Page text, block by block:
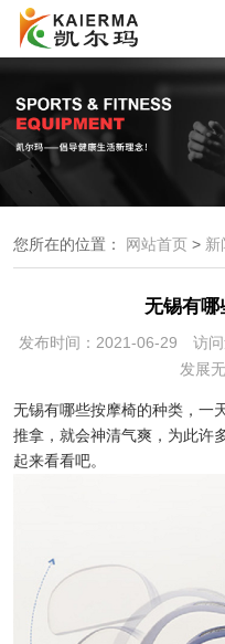
您所在的位置： 网站首页 > 新
无锡有哪
发布时间：2021-06-29 访
发展
无锡有哪些按摩椅的种类，一
推拿，就会神清气爽，为此许
起来看看吧。